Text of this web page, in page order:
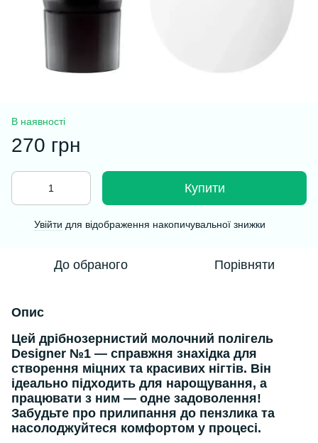
В наявності
270 грн
Купити
Увійти для відображення накопичувальної знижки
До обраного Порівняти
Опис
Цей дрібнозернистий молочний полігель
Designer №1 — справжня знахідка для
створення міцних та красивих нігтів. Він
ідеально підходить для нарощування, а
працювати з ним — одне задоволення!
Забудьте про прилипання до пензлика та
насолоджуйтеся комфортом у процесі.